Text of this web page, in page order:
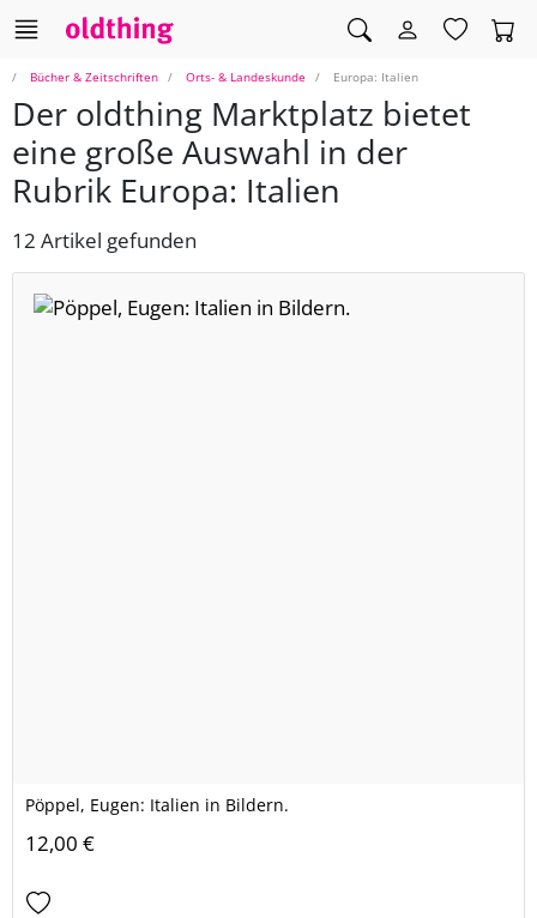
Bücher & Zeitschriften Orts- & Landeskunde Europa: Italien
Der oldthing Marktplatz bietet
eine große Auswahl in der
Rubrik Europa: Italien
12 Artikel gefunden
Pöppel, Eugen: Italien in Bildern.
12,00 €